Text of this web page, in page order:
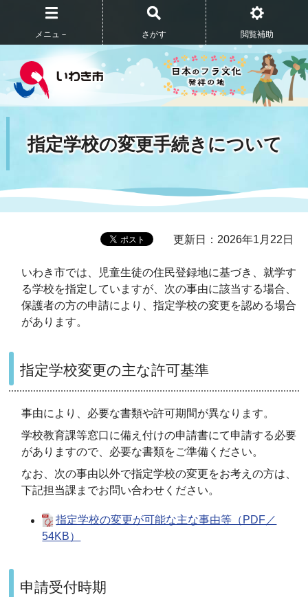
メニュ－ さがす 閲覧補助
指定学校の変更手続きについて
更新日：2026年1月22日
いわき市では、児童生徒の住民登録地に基づき、就学す
る学校を指定していますが、次の事由に該当する場合、
保護者の方の申請により、指定学校の変更を認める場合
があります。
指定学校変更の主な許可基準
事由により、必要な書類や許可期間が異なります。
学校教育課等窓口に備え付けの申請書にて申請する必要
がありますので、必要な書類をご準備ください。
なお、次の事由以外で指定学校の変更をお考えの方は、
下記担当課までお問い合わせください。
指定学校の変更が可能な主な事由等（PDF／
54KB）
申請受付時期